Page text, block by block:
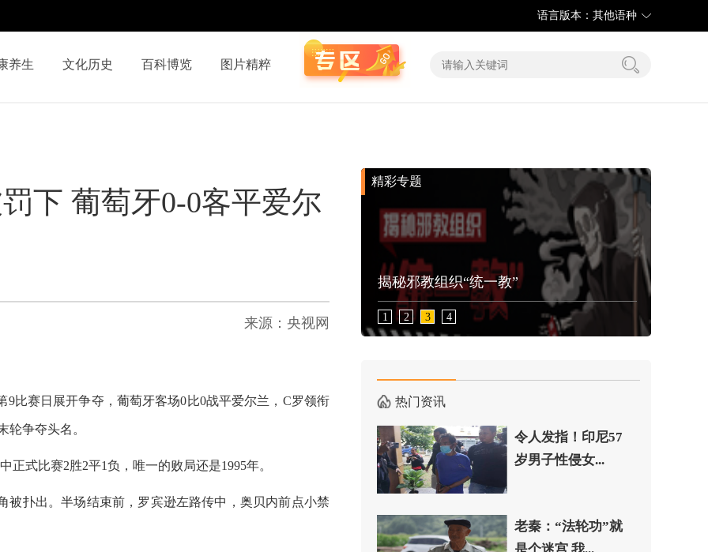
语言版本：其他语种
养生 文化历史 百科博览 图片精粹
下 葡萄牙0-0客平爱尔
来源：央视网
9比赛日展开争夺，葡萄牙客场0比0战平爱尔兰，C罗领衔
轮争夺头名。
式比赛2胜2平1负，唯一的败局还是1995年。
被扑出。半场结束前，罗宾逊左路传中，奥贝内前点小禁